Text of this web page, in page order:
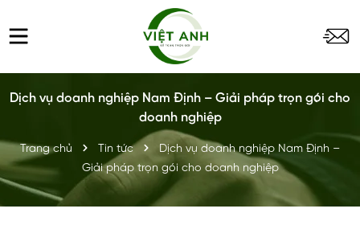
Dịch vụ doanh nghiệp Nam Định – Giải pháp trọn gói cho
doanh nghiệp
Trang chủ Tin tức
Dịch vụ doanh nghiệp Nam Định –
Giải pháp trọn gói cho doanh nghiệp